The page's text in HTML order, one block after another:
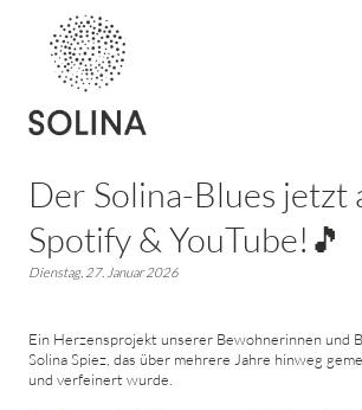
Der Solina-Blues jetzt
Spotify & YouTube!🎵
Dienstag, 27. Januar 2026
Ein Herzensprojekt unserer Bewohnerinnen und
Solina Spiez, das über mehrere Jahre hinweg
und verfeinert wurde.